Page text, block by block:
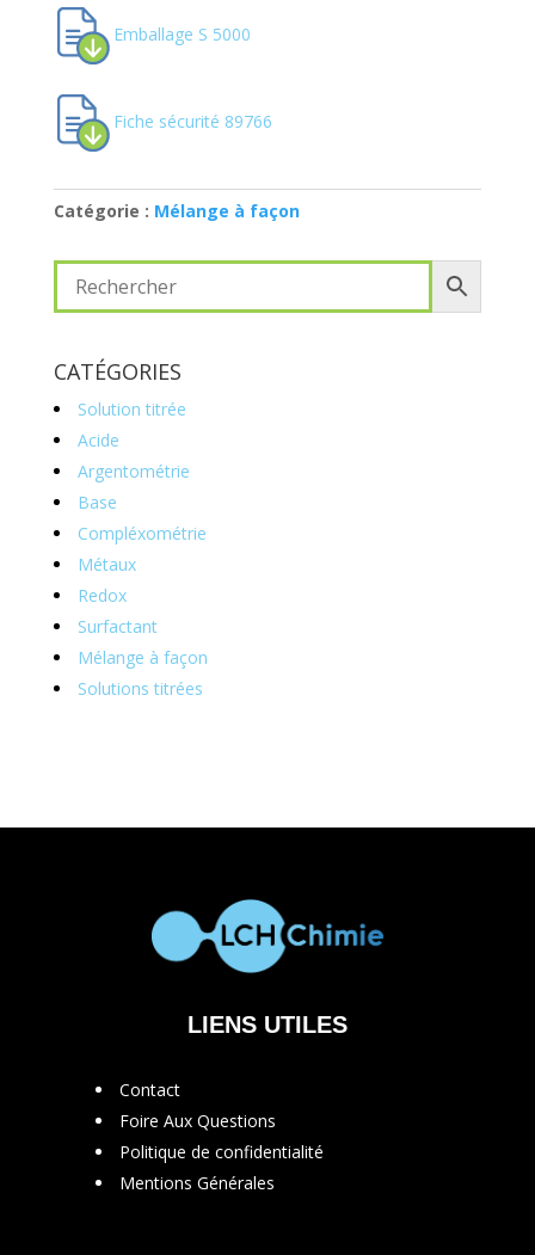
Emballage S 5000
Fiche sécurité 89766
Catégorie : Mélange à façon
CATÉGORIES
Solution titrée
Acide
Argentométrie
Base
Compléxométrie
Métaux
Redox
Surfactant
Mélange à façon
Solutions titrées
LIENS UTILES
Contact
Foire Aux Questions
Politique de confidentialité
Mentions Générales